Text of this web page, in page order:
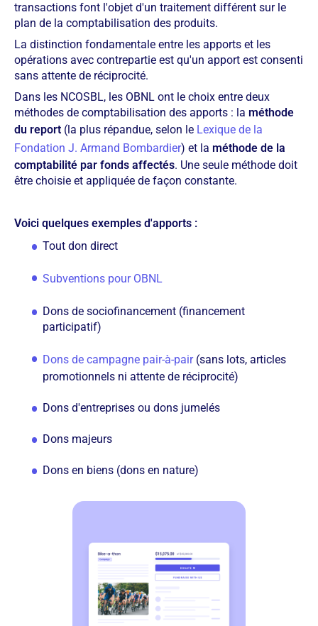
transactions font l'objet d'un traitement différent sur le
plan de la comptabilisation des produits.
La distinction fondamentale entre les apports et les
opérations avec contrepartie est qu'un apport est consenti
sans attente de réciprocité.
Dans les NCOSBL, les OBNL ont le choix entre deux
méthodes de comptabilisation des apports : la méthode
du report (la plus répandue, selon le Lexique de la
Fondation J. Armand Bombardier) et la méthode de la
comptabilité par fonds affectés. Une seule méthode doit
être choisie et appliquée de façon constante.
Voici quelques exemples d'apports :
Tout don direct
Subventions pour OBNL
Dons de sociofinancement (financement
participatif)
Dons de campagne pair-à-pair(sans lots, articles
promotionnels ni attente de réciprocité)
Dons d'entreprises ou dons jumelés
Dons majeurs
Dons en biens (dons en nature)